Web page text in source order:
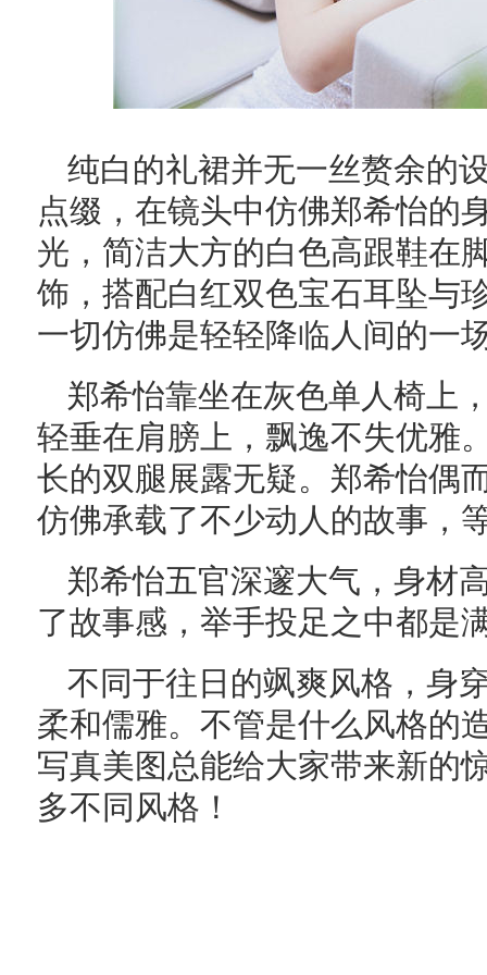
纯白的礼裙并无一丝赘余的
点缀，在镜头中仿佛郑希怡的
光，简洁大方的白色高跟鞋在
饰，搭配白红双色宝石耳坠与
一切仿佛是轻轻降临人间的一
郑希怡靠坐在灰色单人椅上
轻垂在肩膀上，飘逸不失优雅
长的双腿展露无疑。郑希怡偶
仿佛承载了不少动人的故事，
郑希怡五官深邃大气，身材
了故事感，举手投足之中都是
不同于往日的飒爽风格，身
柔和儒雅。不管是什么风格的
写真美图总能给大家带来新的
多不同风格！